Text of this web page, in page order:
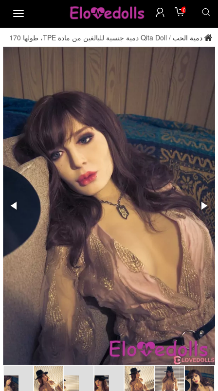
menu
0
دمية الحب /
Qita Doll دمية جنسية للبالغين من مادة TPE، طولها 170
سم ومقاس صدرها E، من المصنع مباشرة